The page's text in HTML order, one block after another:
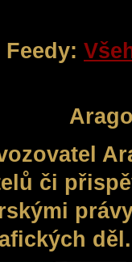
Feedy:
či